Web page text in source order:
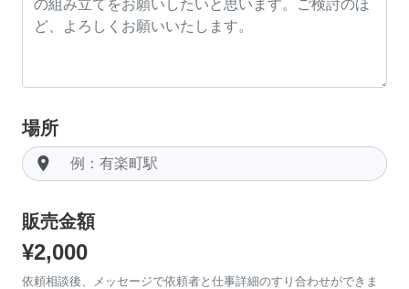
場所
room
販売金額
¥2,000
依頼相談後、メッセージで依頼者と仕事詳細のすり合わせができま